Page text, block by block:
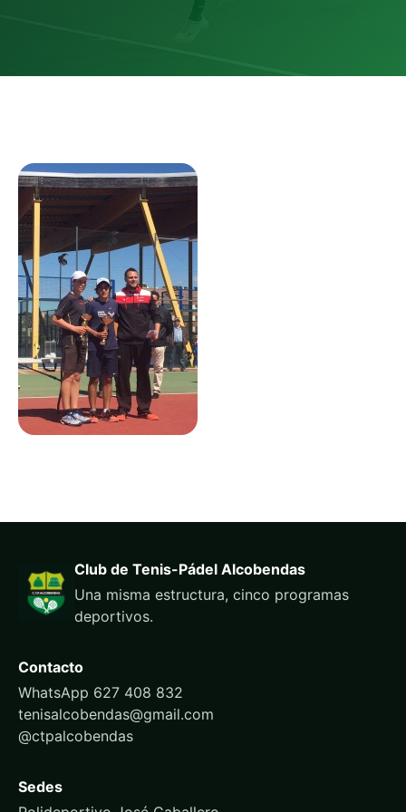
Club de Tenis-Pádel Alcobendas
Una misma estructura, cinco programas
deportivos.
Contacto
WhatsApp 627 408 832
tenisalcobendas@gmail.com
@ctpalcobendas
Sedes